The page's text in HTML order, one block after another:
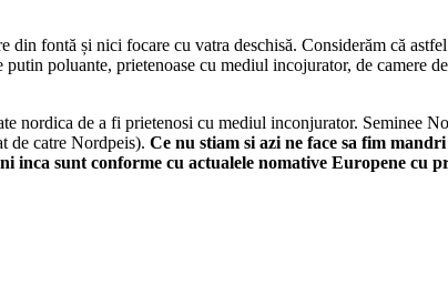
din fontă și nici focare cu vatra deschisă. Considerăm că
poluante, prietenoase cu mediul incojurator, de camere
nordica de a fi prietenosi cu mediul inconjurator. Seminee
de catre Nordpeis). Ce nu stiam si azi ne face sa fim
inca sunt conforme cu actualele nomative Europene cu